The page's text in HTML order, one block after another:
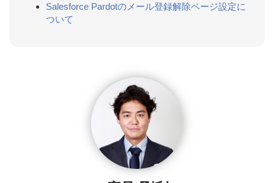
Salesforce Pardotのメール登録解除ページ設定に
ついて